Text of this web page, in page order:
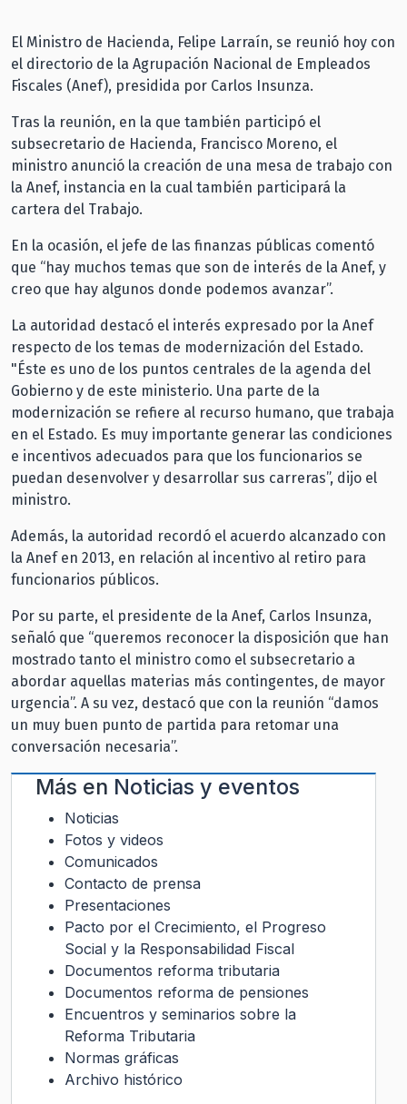
El Ministro de Hacienda, Felipe Larraín, se reunió hoy con
el directorio de la Agrupación Nacional de Empleados
Fiscales (Anef), presidida por Carlos Insunza.
Tras la reunión, en la que también participó el
subsecretario de Hacienda, Francisco Moreno, el
ministro anunció la creación de una mesa de trabajo con
la Anef, instancia en la cual también participará la
cartera del Trabajo.
En la ocasión, el jefe de las finanzas públicas comentó
que “hay muchos temas que son de interés de la Anef, y
creo que hay algunos donde podemos avanzar”.
La autoridad destacó el interés expresado por la Anef
respecto de los temas de modernización del Estado.
"Éste es uno de los puntos centrales de la agenda del
Gobierno y de este ministerio. Una parte de la
modernización se refiere al recurso humano, que trabaja
en el Estado. Es muy importante generar las condiciones
e incentivos adecuados para que los funcionarios se
puedan desenvolver y desarrollar sus carreras”, dijo el
ministro.
Además, la autoridad recordó el acuerdo alcanzado con
la Anef en 2013, en relación al incentivo al retiro para
funcionarios públicos.
Por su parte, el presidente de la Anef, Carlos Insunza,
señaló que “queremos reconocer la disposición que han
mostrado tanto el ministro como el subsecretario a
abordar aquellas materias más contingentes, de mayor
urgencia”. A su vez, destacó que con la reunión “damos
un muy buen punto de partida para retomar una
conversación necesaria”.
Más en Noticias y eventos
Noticias
Fotos y videos
Comunicados
Contacto de prensa
Presentaciones
Pacto por el Crecimiento, el Progreso
Social y la Responsabilidad Fiscal
Documentos reforma tributaria
Documentos reforma de pensiones
Encuentros y seminarios sobre la
Reforma Tributaria
Normas gráficas
Archivo histórico